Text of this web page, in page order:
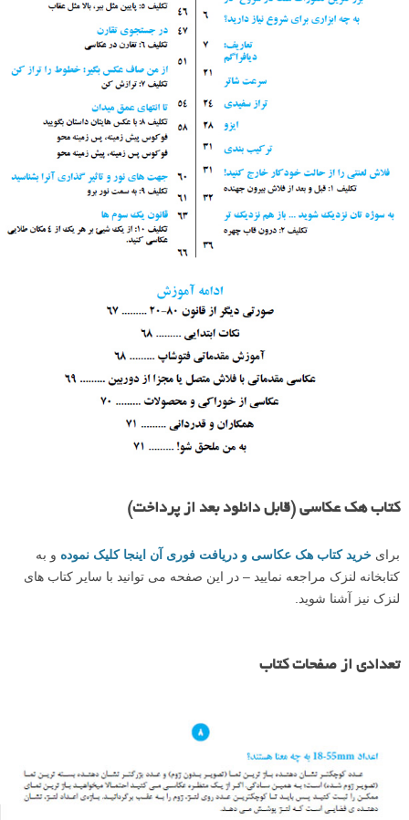
کتاب هک عکاسی (قابل دانلود بعد از پرداخت)
برای خرید کتاب هک عکاسی و دریافت فوری آن اینجا کلیک نموده و به
کتابخانه لنزک مراجعه نمایید – در این صفحه می توانید با سایر کتاب های
لنزک نیز آشنا شوید.
تعدادی از صفحات کتاب